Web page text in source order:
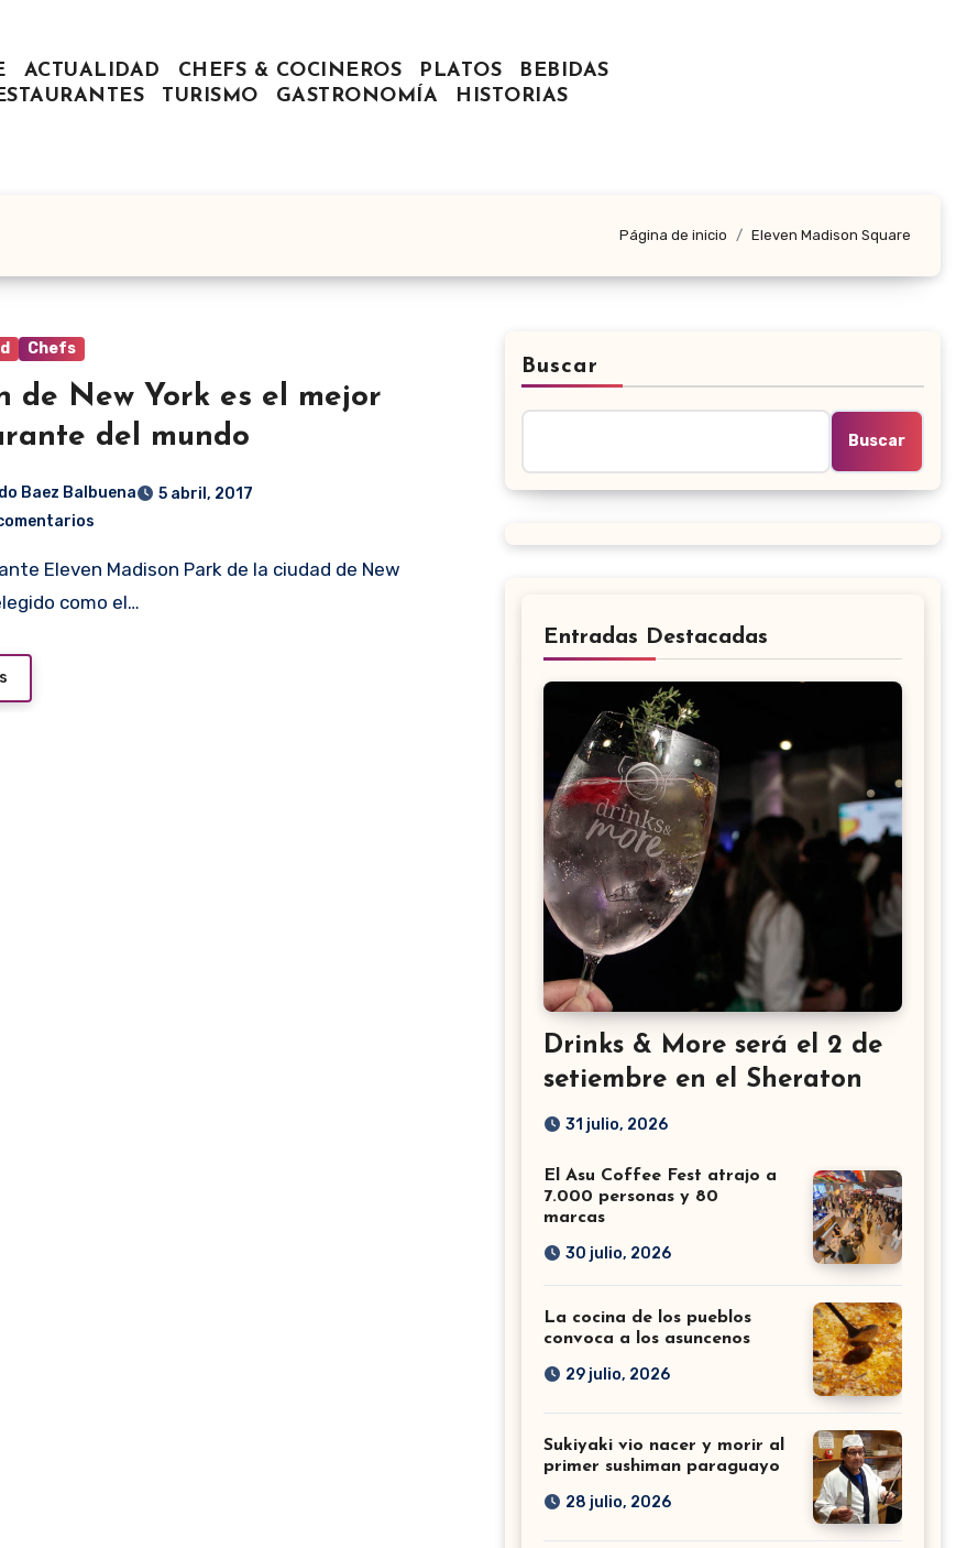
ACTUALIDAD CHEFS & COCINEROS PLATOS
BEBIDAS
TURISMO GASTRONOMÍA HISTORIAS
Página de inicio Eleven Madison Square
Chefs
de New York es el mejor
del mundo
Baez Balbuena
5 abril, 2017
como el…
Buscar
Buscar
Entradas Destacadas
Drinks & More será el 2 de
setiembre en el Sheraton
31 julio, 2026
El Asu Coffee Fest atrajo a
7.000 personas y 80
marcas
30 julio, 2026
La cocina de los pueblos
convoca a los asuncenos
29 julio, 2026
Sukiyaki vio nacer y morir al
primer sushiman paraguayo
28 julio, 2026